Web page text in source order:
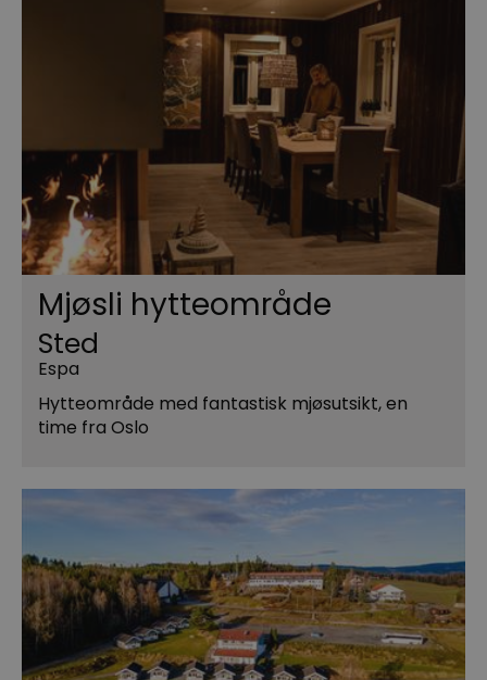
Mjøsli hytteområde
Sted
Espa
Hytteområde med fantastisk mjøsutsikt, en
time fra Oslo